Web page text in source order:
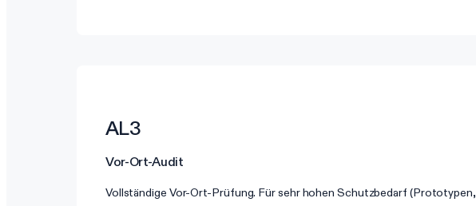
AL3
Vor-Ort-Audit
Vollständige Vor-Ort-Prüfung. Für sehr hohen Schutzbedarf (Prototypen,